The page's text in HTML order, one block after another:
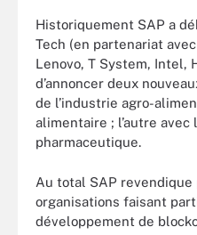
Historiquement SAP a
Tech (en partenariat
Lenovo, T System, Intel,
d’annoncer deux
de l’industrie agro-
alimentaire ; l’autre avec
pharmaceutique.
Au total SAP
organisations faisant
développement de